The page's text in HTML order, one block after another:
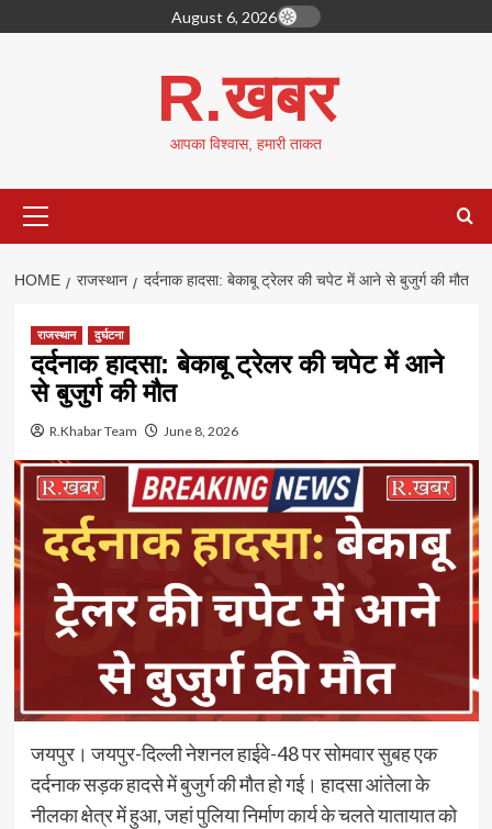
to
August 6, 2026
R.खबर
आपका विश्वास, हमारी ताकत
Menu
HOME राजस्थान दर्दनाक हादसा: बेकाबू ट्रेलर की चपेट में आने से बुजुर्ग की मौत
राजस्थान दुर्घटना
दर्दनाक हादसा: बेकाबू ट्रेलर की चपेट में आने
से बुजुर्ग की मौत
R.Khabar Team June 8, 2026
जयपुर। जयपुर-दिल्ली नेशनल हाईवे-48 पर सोमवार सुबह एक
दर्दनाक सड़क हादसे में बुजुर्ग की मौत हो गई। हादसा आंतेला के
नीलका क्षेत्र में हुआ, जहां पुलिया निर्माण कार्य के चलते यातायात को